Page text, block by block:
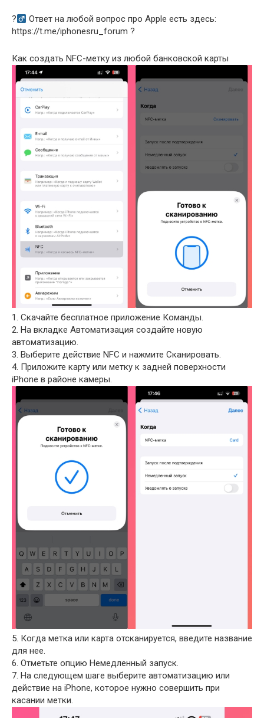
?‍
Ответ на любой вопрос про Apple есть здесь:
https://t.me/iphonesru_forum ?
Как создать NFC-метку из любой банковской карты
1. Скачайте бесплатное приложение Команды.
2. На вкладке Автоматизация создайте новую
автоматизацию.
3. Выберите действие NFC и нажмите Сканировать.
4. Приложите карту или метку к задней поверхности
iPhone в районе камеры.
5. Когда метка или карта отсканируется, введите название
для нее.
6. Отметьте опцию Немедленный запуск.
7. На следующем шаге выберите автоматизацию или
действие на iPhone, которое нужно совершить при
касании метки.